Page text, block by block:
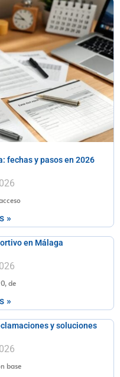
fechas y pasos en 2026
»
en Málaga
de
»
y soluciones
base